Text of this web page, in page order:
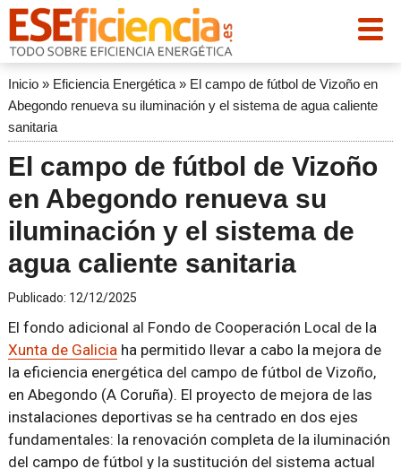
Inicio» Eficiencia Energética» El campo de fútbol de Vizoño en
Abegondo renueva su iluminación y el sistema de agua caliente
sanitaria
El campo de fútbol de Vizoño
en Abegondo renueva su
iluminación y el sistema de
agua caliente sanitaria
Publicado: 12/12/2025
El fondo adicional al Fondo de Cooperación Local de la
Xunta de Galiciaha permitido llevar a cabo la mejora de
la eficiencia energética del campo de fútbol de Vizoño,
en Abegondo (A Coruña). El proyecto de mejora de las
instalaciones deportivas se ha centrado en dos ejes
fundamentales: la renovación completa de la iluminación
del campo de fútbol y la sustitución del sistema actual